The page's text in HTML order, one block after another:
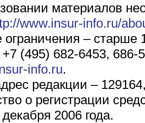
материалов
www.insur-info.ru/
ограничения – старше
(495) 682-6453, 686-
info.ru.
редакции –
о регистрации
2006 года.